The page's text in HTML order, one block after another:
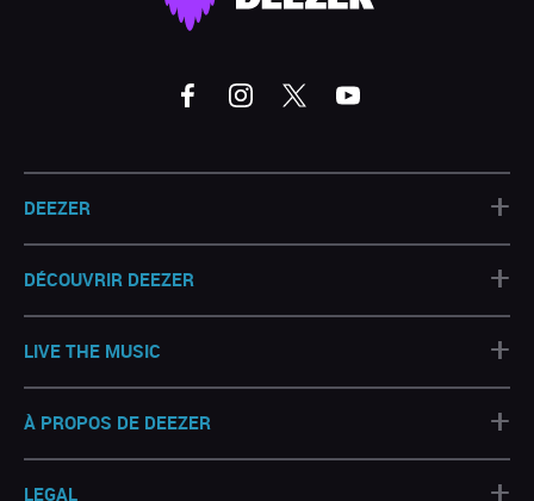
DEEZER +
DÉCOUVRIR DEEZER +
LIVE THE MUSIC +
À PROPOS DE DEEZER +
LEGAL +